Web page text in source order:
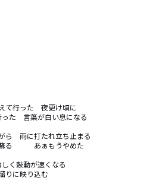
て行った　夜更け頃に
た　言葉が白い息になる
ら　雨に打たれ立ち止まる
る　　　あぁもうやめた
く鼓動が速くなる
りに映り込む